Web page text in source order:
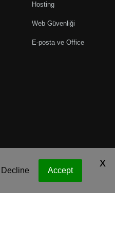
Hosting
Web Güvenliği
E-posta ve Office